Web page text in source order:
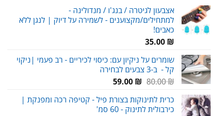
אצבעון לגיטרה / בנג'ו / מנדולינה -
למתחילים/מקצוענים - לשמירה על דיוק | לנגן ללא
כאבים!
35.00 ₪
שומרים על ניקיון עם: כיסוי לכיריים - רב פעמי |ניקוי
קל - ב-3 צבעים לבחירה
80.00₪
המחיר
היה:
80.00 ₪.
59.00 ₪
המחיר
הוא:
59.00 ₪.
כרית לתינוקות בצורת פיל - קטיפה רכה ומפנקת |
כירבולית לתינוק - 60 סמ'